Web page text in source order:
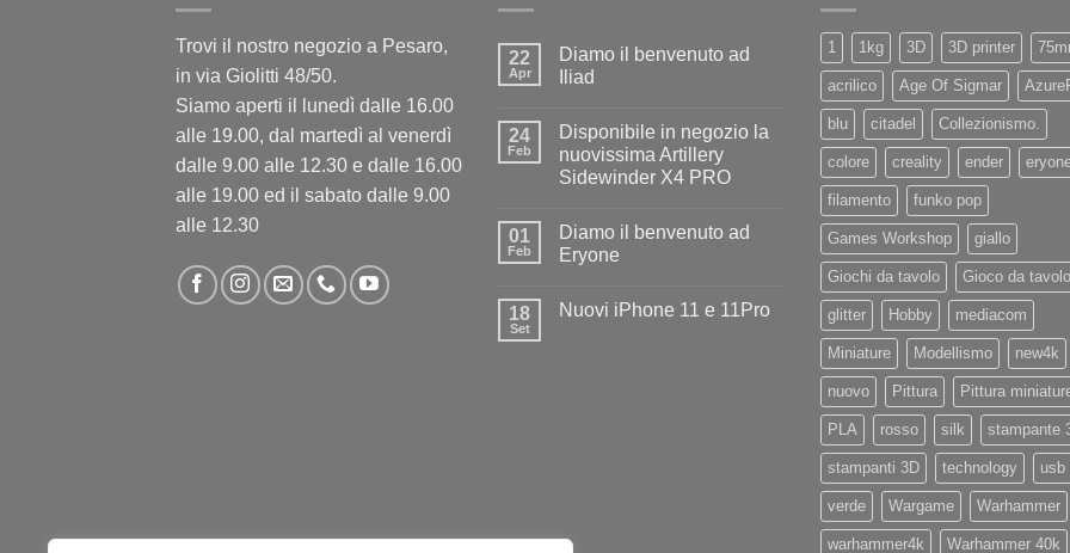
Trovi il nostro negozio a Pesaro,
in via Giolitti 48/50.
Siamo aperti il lunedì dalle 16.00
alle 19.00, dal martedì al venerdì
dalle 9.00 alle 12.30 e dalle 16.00
alle 19.00 ed il sabato dalle 9.00
alle 12.30
22
Apr
Diamo il benvenuto ad
Iliad
su
Diamo
il
benvenuto
24
Feb
Disponibile in negozio la
nuovissima Artillery
Sidewinder X4 PRO
su
Disponibile
in
nuovissima
01
Feb
Diamo il benvenuto ad
Eryone
su
18
Set
Nuovi iPhone 11 e 11Pro
1 1kg 3D 3D printer
acrilico Age Of Sigmar
blu citadel Collezionismo.
colore creality ender
filamento funko pop
Games Workshop giallo
Giochi da tavolo Gioco da tavolo
glitter Hobby mediacom
Miniature Modellismo new4k
nuovo Pittura Pittura
PLA rosso silk stampante
stampanti 3D technology usb
verde Wargame Warhammer
warhammer4k Warhammer 40k